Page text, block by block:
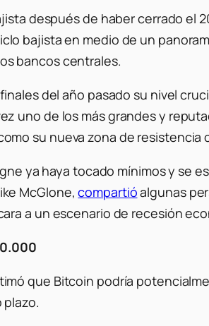
después de haber cerrado el
bajista en medio de un
bancos centrales.
del año pasado su nivel
uno de los más grandes y
su nueva zona de resistencia
ya haya tocado mínimos y se
McGlone,compartióalgunas
a un escenario de recesión
que Bitcoin podría